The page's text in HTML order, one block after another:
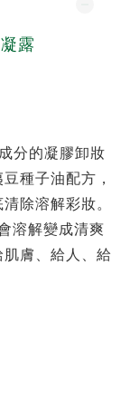
露
分的凝膠卸妝
種子油配方，
除溶解彩妝。
溶解變成清爽
膚、給人、給